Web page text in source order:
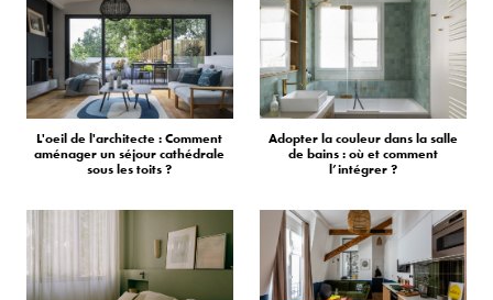
L'oeil de l'architecte : Comment
aménager un séjour cathédrale
sous les toits ?
Adopter la couleur dans la salle
de bains : où et comment
l’intégrer ?